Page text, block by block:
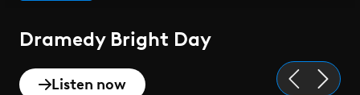
Dramedy Bright Day
Listen now